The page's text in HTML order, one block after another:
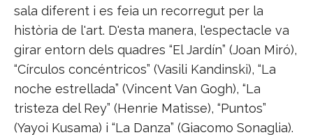
sala diferent i es feia un recorregut per la
història de l'art. D'esta manera, l'espectacle va
girar entorn dels quadres “El Jardín” (Joan Miró),
“Círculos concéntricos” (Vasili Kandinski), “La
noche estrellada” (Vincent Van Gogh), “La
tristeza del Rey” (Henrie Matisse), “Puntos”
(Yayoi Kusama) i “La Danza” (Giacomo Sonaglia).